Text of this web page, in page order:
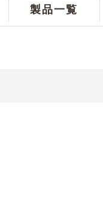
製品一覧